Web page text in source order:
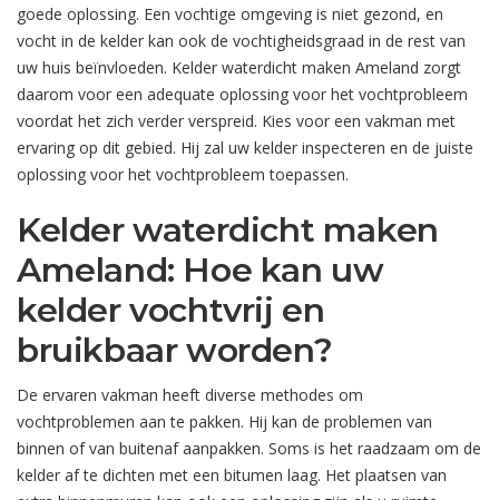
goede oplossing. Een vochtige omgeving is niet gezond, en
vocht in de kelder kan ook de vochtigheidsgraad in de rest van
uw huis beïnvloeden. Kelder waterdicht maken Ameland zorgt
daarom voor een adequate oplossing voor het vochtprobleem
voordat het zich verder verspreid. Kies voor een vakman met
ervaring op dit gebied. Hij zal uw kelder inspecteren en de juiste
oplossing voor het vochtprobleem toepassen.
Kelder waterdicht maken
Ameland: Hoe kan uw
kelder vochtvrij en
bruikbaar worden?
De ervaren vakman heeft diverse methodes om
vochtproblemen aan te pakken. Hij kan de problemen van
binnen of van buitenaf aanpakken. Soms is het raadzaam om de
kelder af te dichten met een bitumen laag. Het plaatsen van